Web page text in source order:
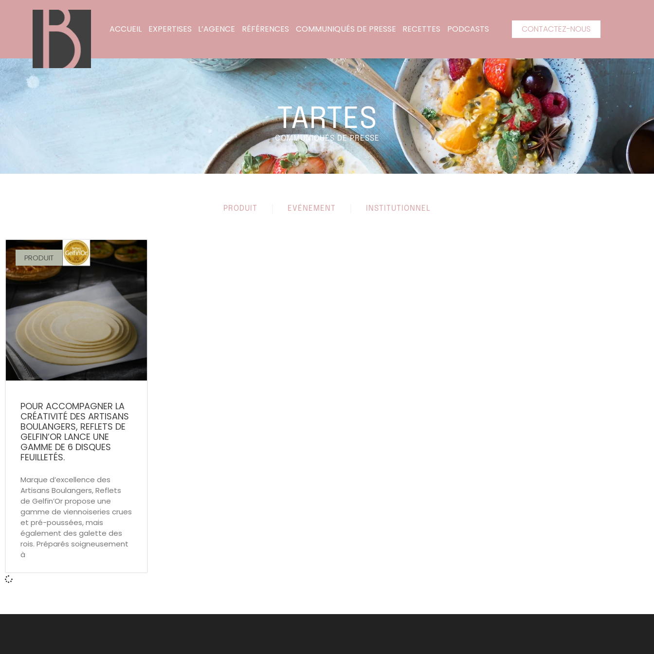
ACCUEIL EXPERTISES L’AGENCE RÉFÉRENCES COMMUNIQUÉS DE PRESSE RECETTES PODCASTS CONTACTEZ-NOUS
TARTES
COMMUNIQUÉS DE PRESSE
PRODUIT EVÉNEMENT INSTITUTIONNEL
PRODUIT
POUR ACCOMPAGNER LA
CRÉATIVITÉ DES ARTISANS
BOULANGERS, REFLETS DE
GELFIN’OR LANCE UNE
GAMME DE 6 DISQUES
FEUILLETÉS.
Marque d’excellence des
Artisans Boulangers, Reflets
de Gelfin’Or propose une
gamme de viennoiseries crues
et pré-poussées, mais
également des galette des
rois. Préparés soigneusement
à